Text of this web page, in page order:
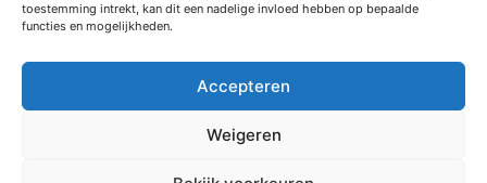
toestemming intrekt, kan dit een nadelige invloed hebben op bepaalde
functies en mogelijkheden.
Accepteren
Weigeren
Churchillpark 15
Privacybeleid
Klachtenregeling